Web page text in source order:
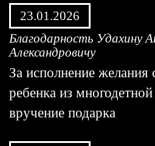
23.01.2026
Благодарность Удахину
Александровичу
За исполнение
ребенка из
вручение подарка